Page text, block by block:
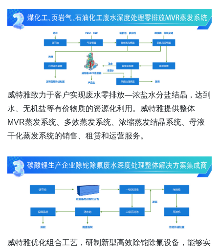
威特雅致力于客户实现废水零排放—浓盐水分盐结晶，达到
水、无机盐等有价物质的资源化利用。威特雅提供整体
MVR蒸发系统、多效蒸发系统、浓缩蒸发结晶系统、母液
干化蒸发系统的销售、租赁和运营服务。
威特雅优化组合工艺，研制新型高效除铊除氟设备，能够实